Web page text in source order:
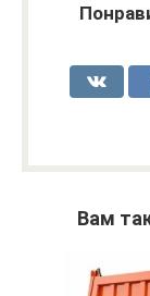
Вам